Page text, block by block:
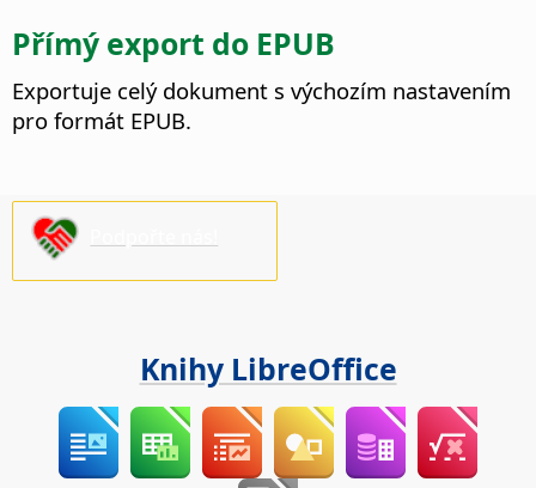
Přímý export do EPUB
Exportuje celý dokument s výchozím nastavením
pro formát EPUB.
Knihy LibreOffice